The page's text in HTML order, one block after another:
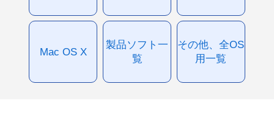
Mac OS X
製品ソフト一
覧
その他、全OS
用一覧